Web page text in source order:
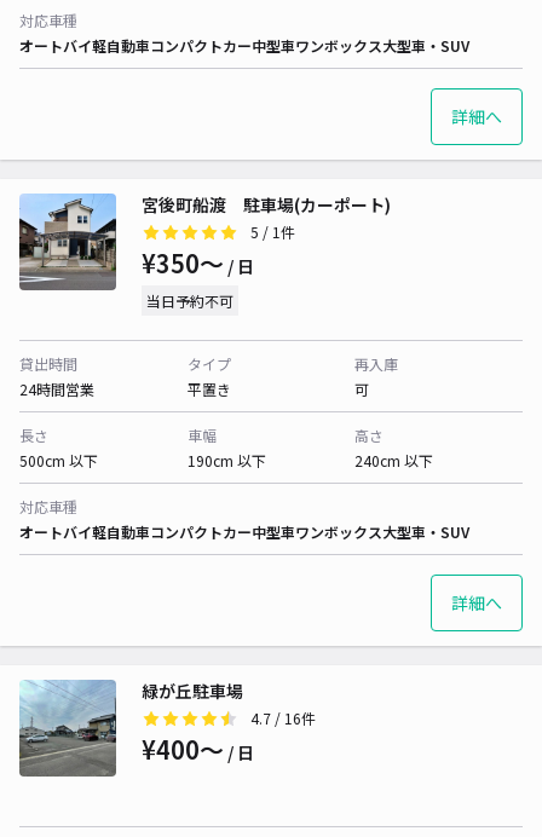
対応車種
オートバイ軽自動車コンパクトカー中型車ワンボックス大型車・SUV
詳細へ
宮後町船渡 駐車場(カーポート)
5 / 1件
¥350〜 / 日
当日予約不可
貸出時間
24時間営業
タイプ
平置き
再入庫
可
長さ
500cm 以下
車幅
190cm 以下
高さ
240cm 以下
対応車種
オートバイ軽自動車コンパクトカー中型車ワンボックス大型車・SUV
詳細へ
緑が丘駐車場
4.7 / 16件
¥400〜 / 日